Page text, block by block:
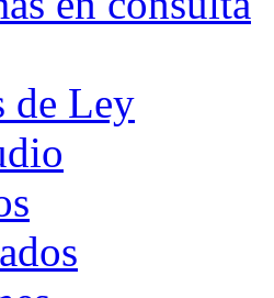
de Ley